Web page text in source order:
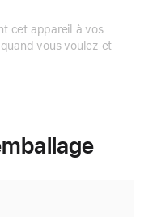
cet appareil à vos
vous voulez et